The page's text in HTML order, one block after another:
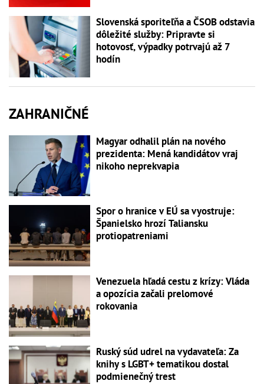
Slovenská sporiteľňa a ČSOB odstavia
dôležité služby: Pripravte si
hotovosť, výpadky potrvajú až 7
hodín
ZAHRANIČNÉ
Magyar odhalil plán na nového
prezidenta: Mená kandidátov vraj
nikoho neprekvapia
Spor o hranice v EÚ sa vyostruje:
Španielsko hrozí Taliansku
protiopatreniami
Venezuela hľadá cestu z krízy: Vláda
a opozícia začali prelomové
rokovania
Ruský súd udrel na vydavateľa: Za
knihy s LGBT+ tematikou dostal
podmienečný trest